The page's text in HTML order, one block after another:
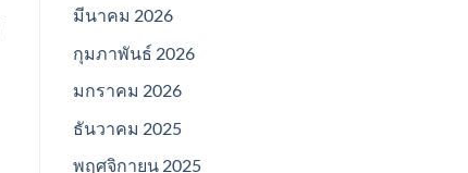
มีนาคม 2026
กุมภาพันธ์ 2026
มกราคม 2026
ธันวาคม 2025
พฤศจิกายน 2025